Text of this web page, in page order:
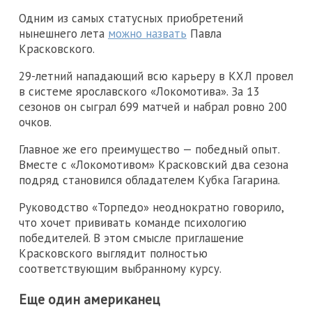
Одним из самых статусных приобретений
нынешнего лета можно назвать Павла
Красковского.
29-летний нападающий всю карьеру в КХЛ провел
в системе ярославского «Локомотива». За 13
сезонов он сыграл 699 матчей и набрал ровно 200
очков.
Главное же его преимущество — победный опыт.
Вместе с «Локомотивом» Красковский два сезона
подряд становился обладателем Кубка Гагарина.
Руководство «Торпедо» неоднократно говорило,
что хочет прививать команде психологию
победителей. В этом смысле приглашение
Красковского выглядит полностью
соответствующим выбранному курсу.
Еще один американец